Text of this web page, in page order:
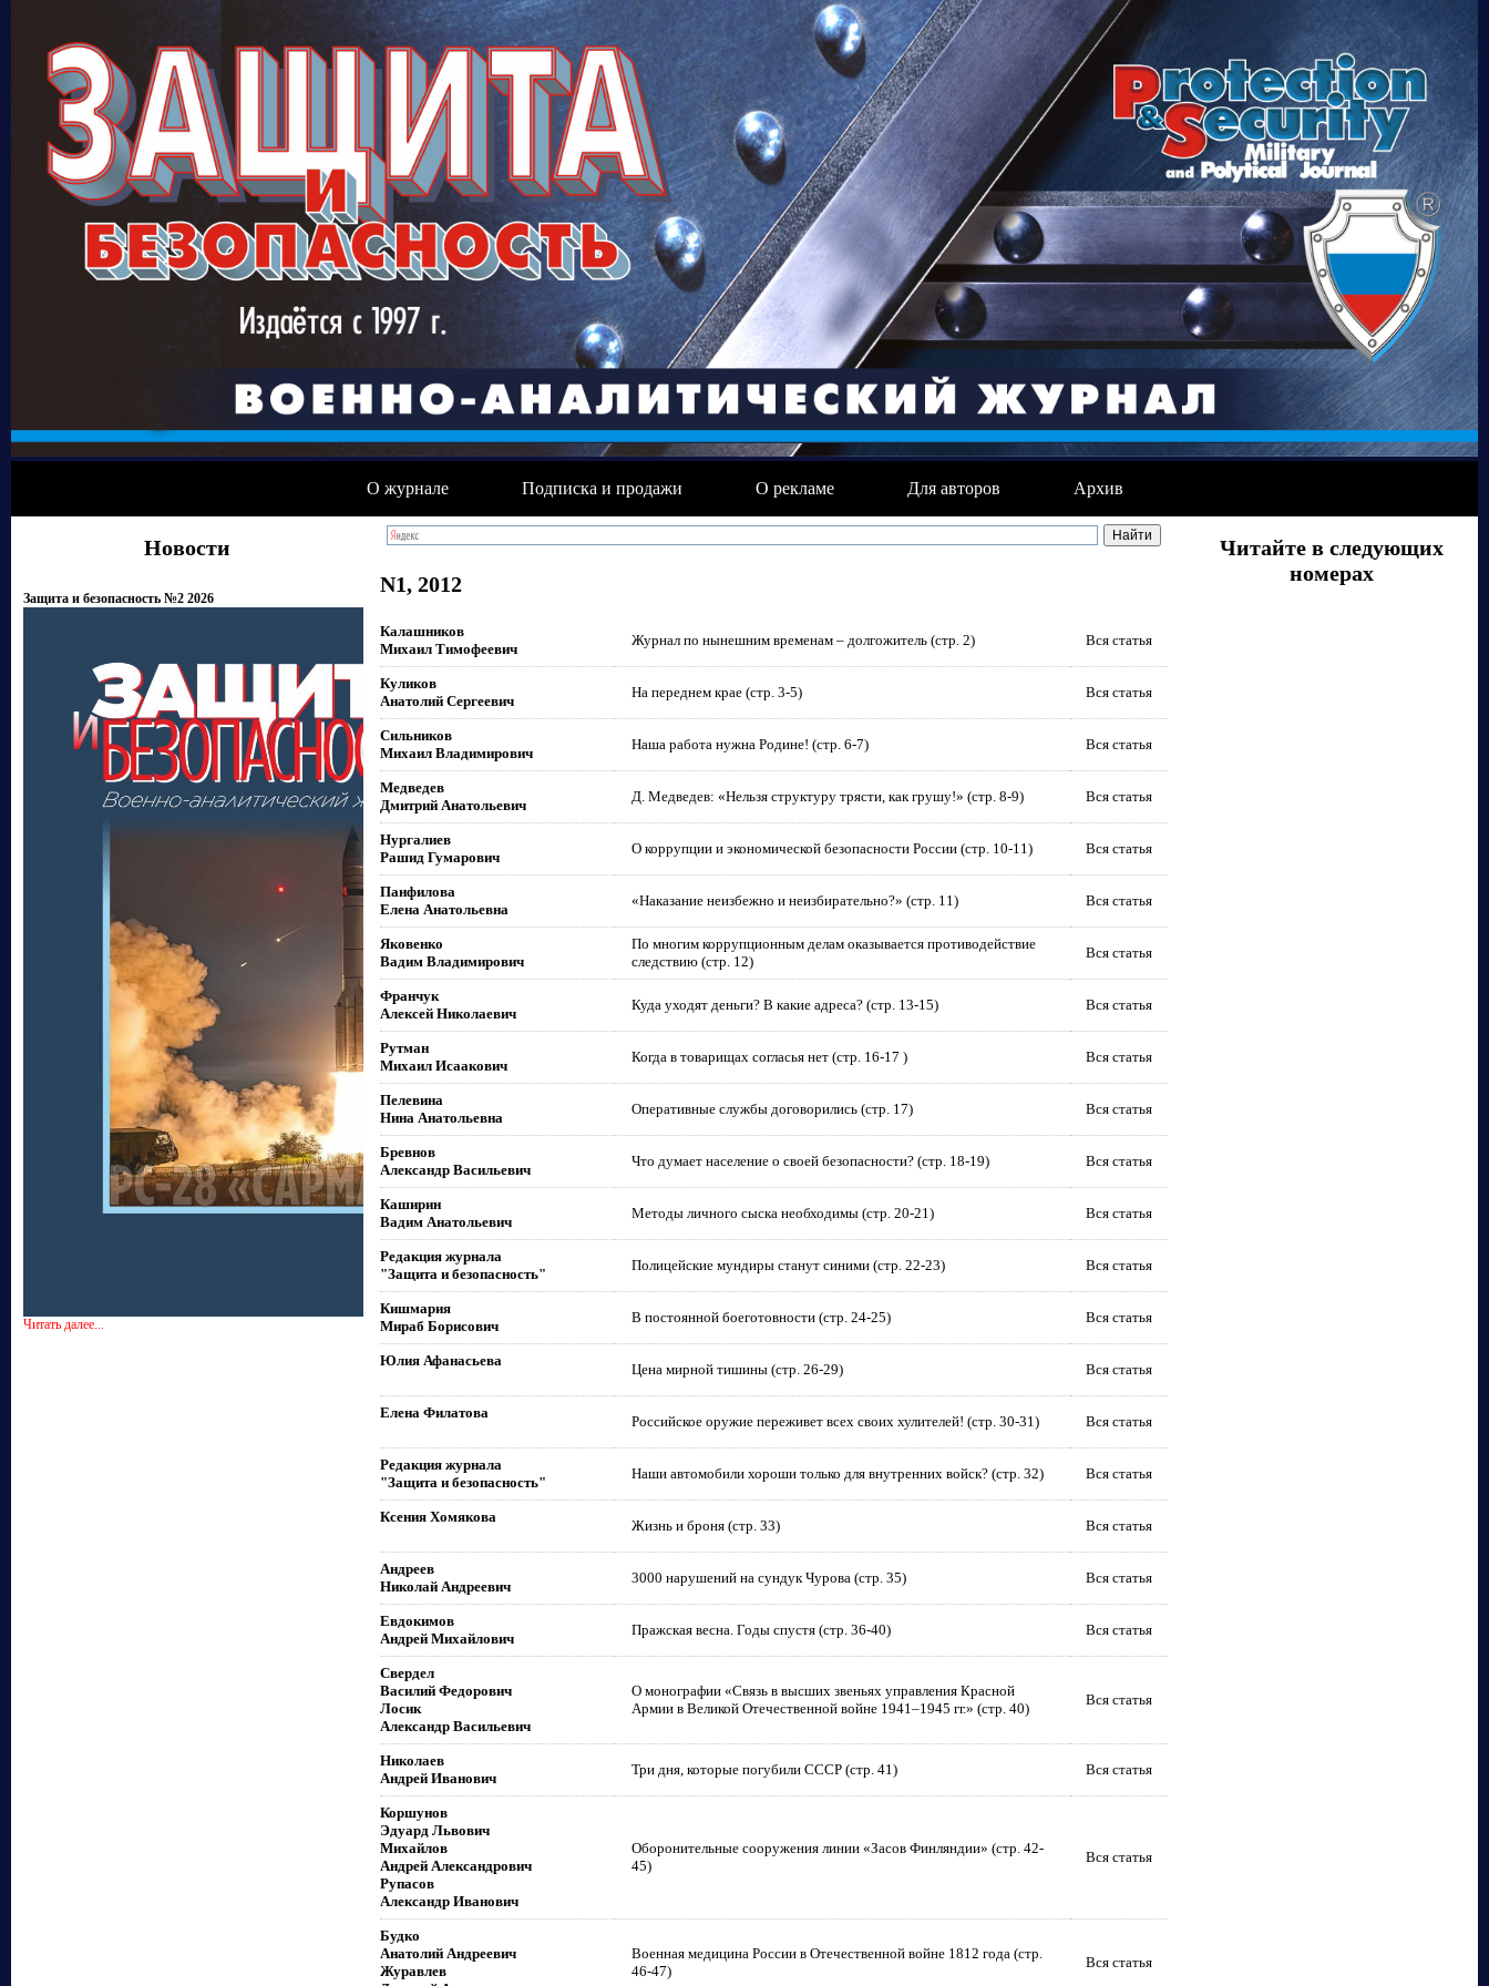
О журнале Подписка и продажи О рекламе Для авторов Архив
Новости
Защита и безопасность №2 2026
Читать далее...
N1, 2012
Калашников
Михаил Тимофеевич
Журнал по нынешним временам – долгожитель (стр. 2) Вся статья
Куликов
Анатолий Сергеевич
На переднем крае (стр. 3-5) Вся статья
Сильников
Михаил Владимирович
Наша работа нужна Родине! (стр. 6-7) Вся статья
Медведев
Дмитрий Анатольевич
Д. Медведев: «Нельзя структуру трясти, как грушу!» (стр. 8-9) Вся статья
Нургалиев
Рашид Гумарович
О коррупции и экономической безопасности России (стр. 10-11) Вся статья
Панфилова
Елена Анатольевна
«Наказание неизбежно и неизбирательно?» (стр. 11) Вся статья
Яковенко
Вадим Владимирович
По многим коррупционным делам оказывается противодействие
следствию (стр. 12)
Вся статья
Франчук
Алексей Николаевич
Куда уходят деньги? В какие адреса? (стр. 13-15) Вся статья
Рутман
Михаил Исаакович
Когда в товарищах согласья нет (стр. 16-17 ) Вся статья
Пелевина
Нина Анатольевна
Оперативные службы договорились (стр. 17) Вся статья
Бревнов
Александр Васильевич
Что думает население о своей безопасности? (стр. 18-19) Вся статья
Каширин
Вадим Анатольевич
Методы личного сыска необходимы (стр. 20-21) Вся статья
Редакция журнала
"Защита и безопасность"
Полицейские мундиры станут синими (стр. 22-23) Вся статья
Кишмария
Мираб Борисович
В постоянной боеготовности (стр. 24-25) Вся статья
Юлия Афанасьева
Цена мирной тишины (стр. 26-29) Вся статья
Елена Филатова
Российское оружие переживет всех своих хулителей! (стр. 30-31) Вся статья
Редакция журнала
"Защита и безопасность"
Наши автомобили хороши только для внутренних войск? (стр. 32) Вся статья
Ксения Хомякова
Жизнь и броня (стр. 33) Вся статья
Андреев
Николай Андреевич
3000 нарушений на сундук Чурова (стр. 35) Вся статья
Евдокимов
Андрей Михайлович
Пражская весна. Годы спустя (стр. 36-40) Вся статья
Свердел
Василий Федорович
Лосик
Александр Васильевич
О монографии «Связь в высших звеньях управления Красной
Армии в Великой Отечественной войне 1941–1945 гг.» (стр. 40)
Вся статья
Николаев
Андрей Иванович
Три дня, которые погубили СССР (стр. 41) Вся статья
Коршунов
Эдуард Львович
Михайлов
Андрей Александрович
Рупасов
Александр Иванович
Оборонительные сооружения линии «Засов Финляндии» (стр. 42-
45)
Вся статья
Будко
Анатолий Андреевич
Журавлев
Военная медицина России в Отечественной войне 1812 года (стр.
46-47)
Вся статья
Читайте в следующих
номерах